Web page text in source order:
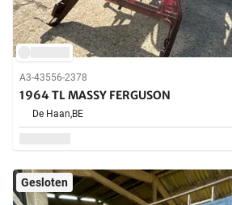
A3-43556-2378
1964 TL MASSY FERGUSON
De Haan,BE
Gesloten